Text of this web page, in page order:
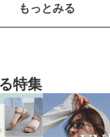
もっとみる
特集